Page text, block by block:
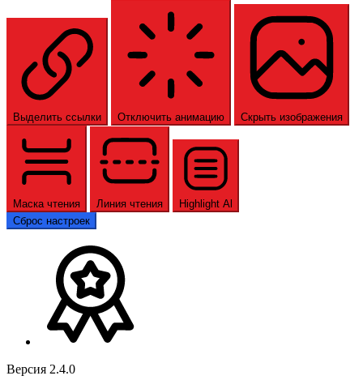
Выделить ссылки Отключить анимацию Скрыть изображения
Маска чтения Линия чтения
Highlight Al
Сброс настроек
Версия 2.4.0